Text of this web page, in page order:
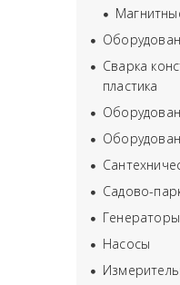
Сварка
пластика
Садово-
Генераторы
Насосы